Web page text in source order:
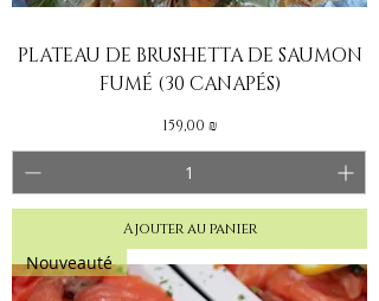
PLATEAU DE BRUSHETTA DE SAUMON
FUMÉ (30 CANAPÉS)
Prix
159,00 ₪
Ajouter au panier
Nouveauté